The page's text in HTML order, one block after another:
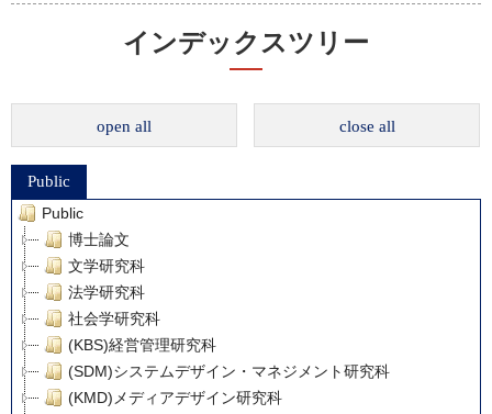
インデックスツリー
open all close all
Public
Public
博士論文
文学研究科
法学研究科
社会学研究科
(KBS)経営管理研究科
(SDM)システムデザイン・マネジメント研究科
(KMD)メディアデザイン研究科